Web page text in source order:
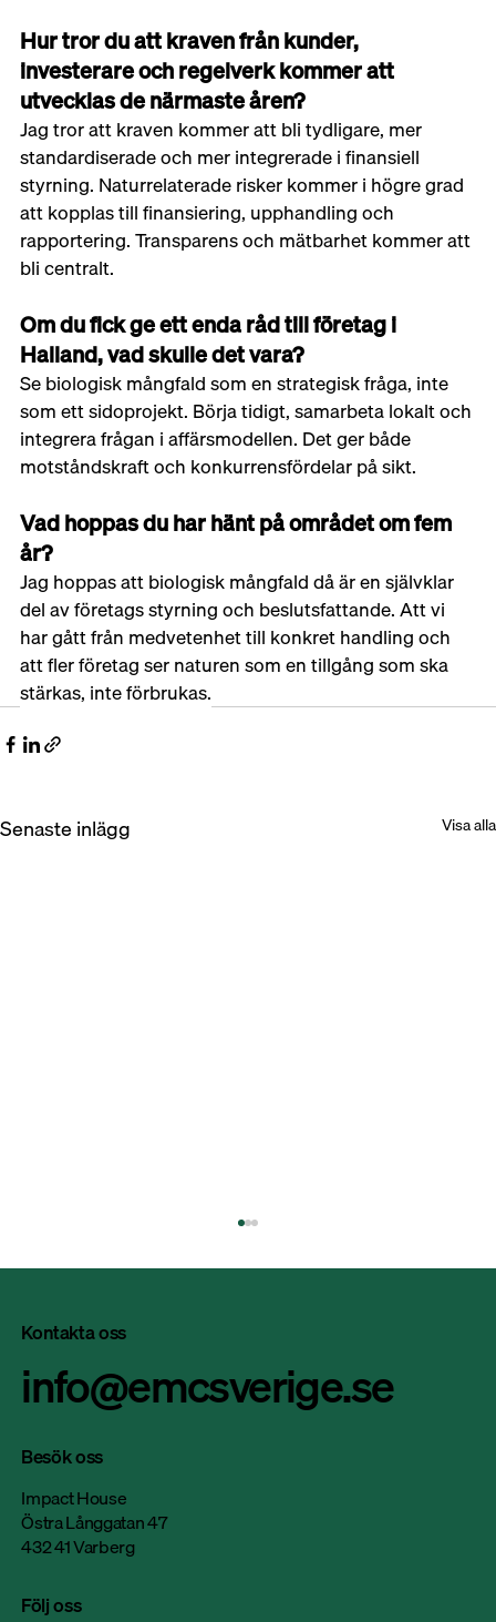
Hur tror du att kraven från kunder,
investerare och regelverk kommer att
utvecklas de närmaste åren?
Jag tror att kraven kommer att bli tydligare, mer
standardiserade och mer integrerade i finansiell
styrning. Naturrelaterade risker kommer i högre grad
att kopplas till finansiering, upphandling och
rapportering. Transparens och mätbarhet kommer att
bli centralt.
Om du fick ge ett enda råd till företag i
Halland, vad skulle det vara?
Se biologisk mångfald som en strategisk fråga, inte
som ett sidoprojekt. Börja tidigt, samarbeta lokalt och
integrera frågan i affärsmodellen. Det ger både
motståndskraft och konkurrensfördelar på sikt.
Vad hoppas du har hänt på området om fem
år?
Jag hoppas att biologisk mångfald då är en självklar
del av företags styrning och beslutsfattande. Att vi
har gått från medvetenhet till konkret handling och
att fler företag ser naturen som en tillgång som ska
stärkas, inte förbrukas.
Senaste inlägg Visa alla
Nitator satsar på hållbar produktion: “Vi
har effektiviserat elförbrukningen med 50
procent på sex år”
Besök oss
Impact House
Östra Långgatan 47
432 41 Varberg
Följ oss
Kontakta oss
info@emcsverige.se